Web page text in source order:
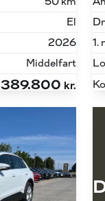
El
2026
Middelfart
389.800 kr.
1.